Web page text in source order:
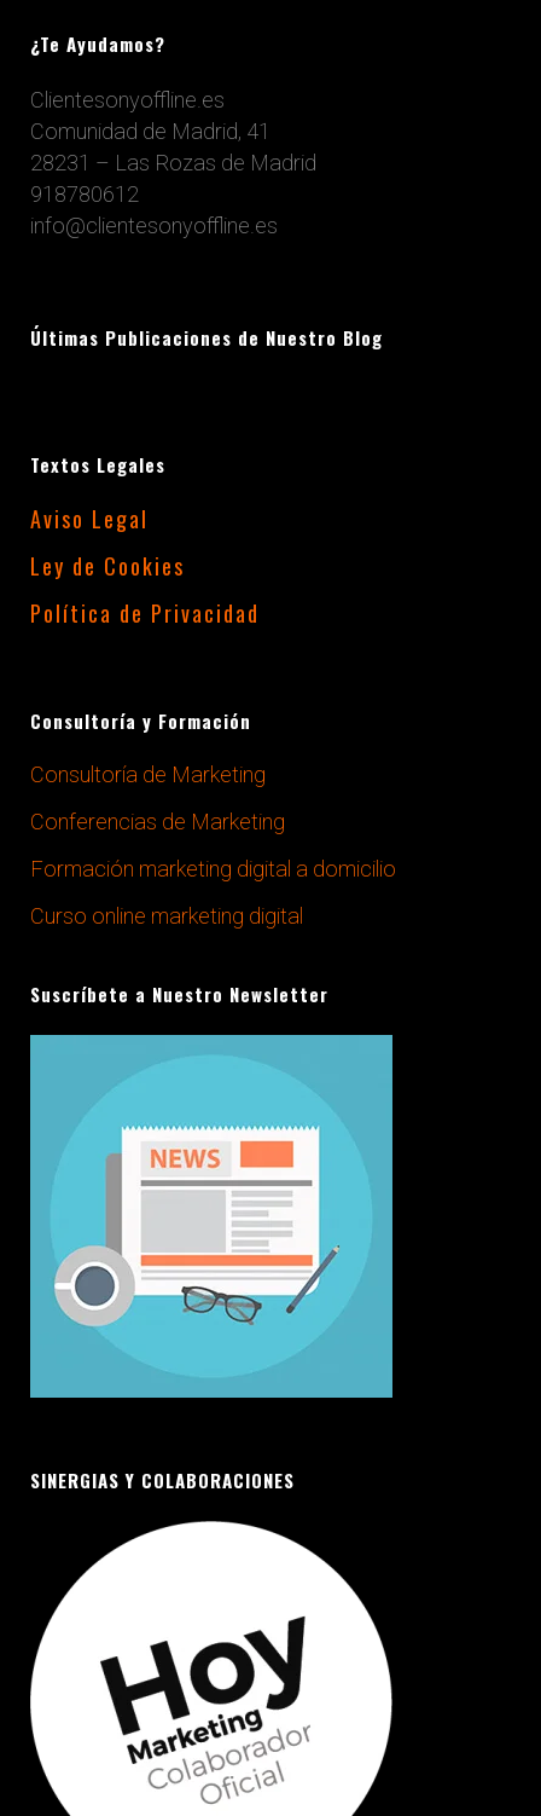
¿Te Ayudamos?
Clientesonyoffline.es
Comunidad de Madrid, 41
28231 – Las Rozas de Madrid
918780612
info@clientesonyoffline.es
Últimas Publicaciones de Nuestro Blog
Textos Legales
Aviso Legal
Ley de Cookies
Política de Privacidad
Consultoría y Formación
Consultoría de Marketing
Conferencias de Marketing
Formación marketing digital a domicilio
Curso online marketing digital
Suscríbete a Nuestro Newsletter
SINERGIAS Y COLABORACIONES